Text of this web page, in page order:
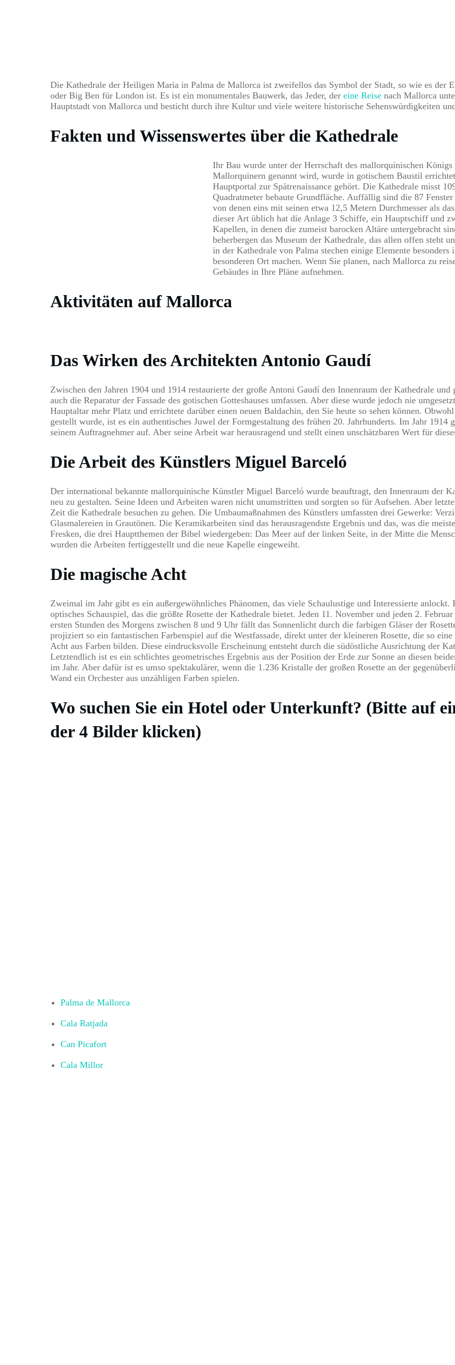
Die Kathedrale der Heiligen Maria in Palma de Mallorca ist zweifellos das Symbol der Stadt, so wie es der
oder Big Ben für London ist. Es ist ein monumentales Bauwerk, das Jeder, der eine Reise nach Mallorca
Hauptstadt von Mallorca und besticht durch ihre Kultur und viele weitere historische Sehenswürdigkeiten
Fakten und Wissenswertes über die Kathedrale
Ihr Bau wurde unter der Herrschaft des mallorquinischen
Mallorquinern genannt wird, wurde in gotischem Baustil
Hauptportal zur Spätrenaissance gehört. Die Kathedrale misst
Quadratmeter bebaute Grundfläche. Auffällig sind die 87
von denen eins mit seinen etwa 12,5 Metern Durchmesser als
dieser Art üblich hat die Anlage 3 Schiffe, ein Hauptschiff und
Kapellen, in denen die zumeist barocken Altäre untergebracht
beherbergen das Museum der Kathedrale, das allen offen steht
in der Kathedrale von Palma stechen einige Elemente
besonderen Ort machen. Wenn Sie planen, nach Mallorca zu
Gebäudes in Ihre Pläne aufnehmen.
Aktivitäten auf Mallorca
Das Wirken des Architekten Antonio Gaudí
Zwischen den Jahren 1904 und 1914 restaurierte der große Antoni Gaudí den Innenraum der Kathedrale
auch die Reparatur der Fassade des gotischen Gotteshauses umfassen. Aber diese wurde jedoch nie
Hauptaltar mehr Platz und errichtete darüber einen neuen Baldachin, den Sie heute so sehen können.
gestellt wurde, ist es ein authentisches Juwel der Formgestaltung des frühen 20. Jahrhunderts. Im Jahr
seinem Auftragnehmer auf. Aber seine Arbeit war herausragend und stellt einen unschätzbaren Wert für
Die Arbeit des Künstlers Miguel Barceló
Der international bekannte mallorquinische Künstler Miguel Barceló wurde beauftragt, den Innenraum der
neu zu gestalten. Seine Ideen und Arbeiten waren nicht unumstritten und sorgten so für Aufsehen. Aber
Zeit die Kathedrale besuchen zu gehen. Die Umbaumaßnahmen des Künstlers umfassten drei Gewerke:
Glasmalereien in Grautönen. Die Keramikarbeiten sind das herausragendste Ergebnis und das, was die
Fresken, die drei Hauptthemen der Bibel wiedergeben: Das Meer auf der linken Seite, in der Mitte die
wurden die Arbeiten fertiggestellt und die neue Kapelle eingeweiht.
Die magische Acht
Zweimal im Jahr gibt es ein außergewöhnliches Phänomen, das viele Schaulustige und Interessierte anlockt.
optisches Schauspiel, das die größte Rosette der Kathedrale bietet. Jeden 11. November und jeden 2.
ersten Stunden des Morgens zwischen 8 und 9 Uhr fällt das Sonnenlicht durch die farbigen Gläser der
projiziert so ein fantastischen Farbenspiel auf die Westfassade, direkt unter der kleineren Rosette, die so eine
Acht aus Farben bilden. Diese eindrucksvolle Erscheinung entsteht durch die südöstliche Ausrichtung der
Letztendlich ist es ein schlichtes geometrisches Ergebnis aus der Position der Erde zur Sonne an diesen
im Jahr. Aber dafür ist es umso spektakulärer, wenn die 1.236 Kristalle der großen Rosette an der
Wand ein Orchester aus unzähligen Farben spielen.
Wo suchen Sie ein Hotel oder Unterkunft? (Bitte auf
der 4 Bilder klicken)
Palma de Mallorca
Cala Ratjada
Can Picafort
Cala Millor